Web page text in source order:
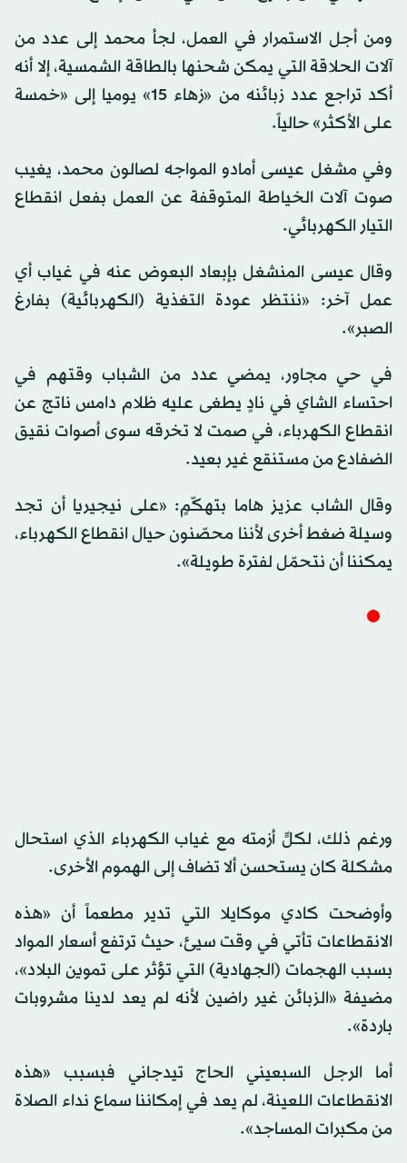
ومن أجل الاستمرار في العمل، لجأ محمد إلى عدد من
آلات الحلاقة التي يمكن شحنها بالطاقة الشمسية، إلا أنه
أكد تراجع عدد زبائنه من «زهاء 15» يوميا إلى «خمسة
على الأكثر» حالياً.
وفي مشغل عيسى أمادو المواجه لصالون محمد، يغيب
صوت آلات الخياطة المتوقفة عن العمل بفعل انقطاع
التيار الكهربائي.
وقال عيسى المنشغل بإبعاد البعوض عنه في غياب أي
عمل آخر: «ننتظر عودة التغذية (الكهربائية) بفارغ
الصبر».
في حي مجاور، يمضي عدد من الشباب وقتهم في
احتساء الشاي في نادٍ يطغى عليه ظلام دامس ناتج عن
انقطاع الكهرباء، في صمت لا تخرقه سوى أصوات نقيق
الضفادع من مستنقع غير بعيد.
وقال الشاب عزيز هاما بتهكّمٍ: «على نيجيريا أن تجد
وسيلة ضغط أخرى لأننا محصّنون حيال انقطاع الكهرباء،
يمكننا أن نتحمّل لفترة طويلة».
ورغم ذلك، لكلٍّ أزمته مع غياب الكهرباء الذي استحال
مشكلة كان يستحسن ألا تضاف إلى الهموم الأخرى.
وأوضحت كادي موكايلا التي تدير مطعماً أن «هذه
الانقطاعات تأتي في وقت سيئ، حيث ترتفع أسعار المواد
بسبب الهجمات (الجهادية) التي تؤثر على تموين البلاد»،
مضيفة «الزبائن غير راضين لأنه لم يعد لدينا مشروبات
باردة».
أما الرجل السبعيني الحاج تيدجاني فبسبب «هذه
الانقطاعات اللعينة، لم يعد في إمكاننا سماع نداء الصلاة
من مكبرات المساجد».